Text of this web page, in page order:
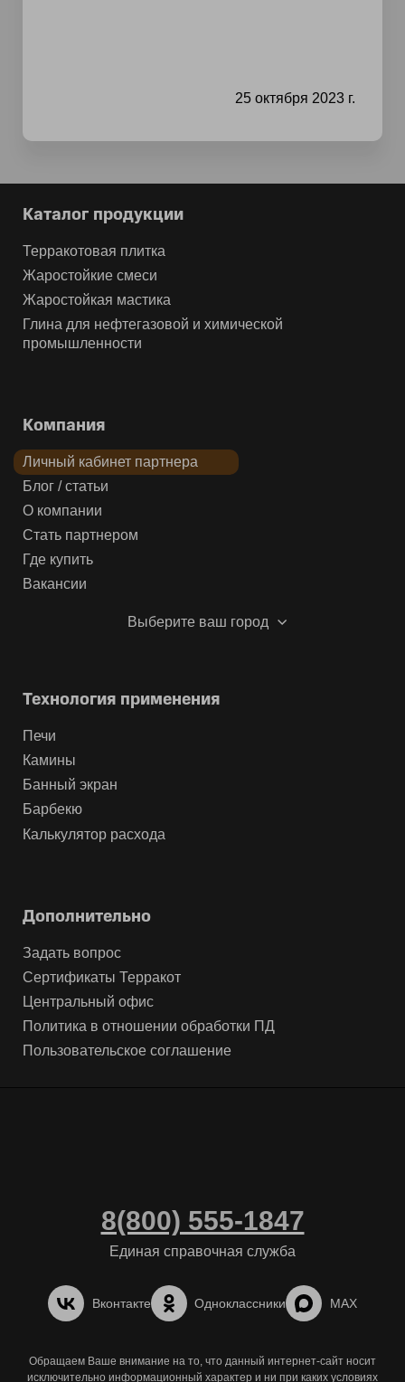
25 октября 2023 г.
Каталог продукции
Терракотовая плитка
Жаростойкие смеси
Жаростойкая мастика
Глина для нефтегазовой и химической
промышленности
Компания
Личный кабинет партнера
Блог / статьи
О компании
Стать партнером
Где купить
Вакансии
Выберите ваш город
Технология применения
Печи
Камины
Банный экран
Барбекю
Калькулятор расхода
Дополнительно
Задать вопрос
Сертификаты Терракот
Центральный офис
Политика в отношении обработки ПД
Пользовательское соглашение
8(800) 555-1847
Единая справочная служба
Вконтакте Одноклассники MAX
Обращаем Ваше внимание на то, что данный интернет-сайт носит
исключительно информационный характер и ни при каких условиях